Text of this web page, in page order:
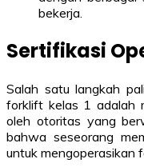
bekerja.
Sertifikasi
Salah satu langkah
forklift kelas 1 adalah
oleh otoritas yang
bahwa seseorang
untuk mengoperasikan